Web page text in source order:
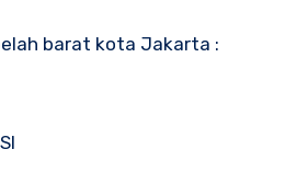
barat kota Jakarta :